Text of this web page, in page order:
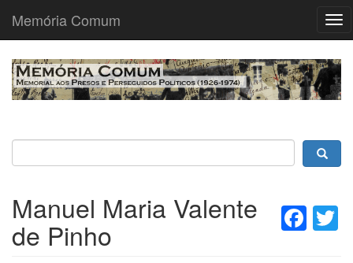
Passar
para
Memória Comum
Manuel Maria Valente
de Pinho